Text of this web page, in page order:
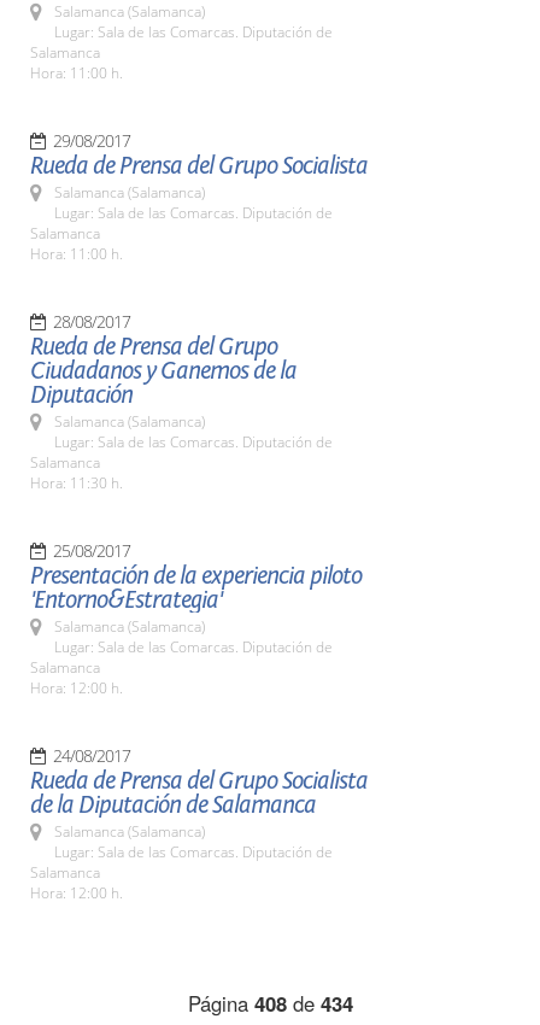
Salamanca (Salamanca)
Lugar: Sala de las Comarcas. Diputación de
Salamanca
Hora: 11:00 h.
29/08/2017
Rueda de Prensa del Grupo Socialista
Salamanca (Salamanca)
Lugar: Sala de las Comarcas. Diputación de
Salamanca
Hora: 11:00 h.
28/08/2017
Rueda de Prensa del Grupo
Ciudadanos y Ganemos de la
Diputación
Salamanca (Salamanca)
Lugar: Sala de las Comarcas. Diputación de
Salamanca
Hora: 11:30 h.
25/08/2017
Presentación de la experiencia piloto
'Entorno&Estrategia'
Salamanca (Salamanca)
Lugar: Sala de las Comarcas. Diputación de
Salamanca
Hora: 12:00 h.
24/08/2017
Rueda de Prensa del Grupo Socialista
de la Diputación de Salamanca
Salamanca (Salamanca)
Lugar: Sala de las Comarcas. Diputación de
Salamanca
Hora: 12:00 h.
Página 408de 434